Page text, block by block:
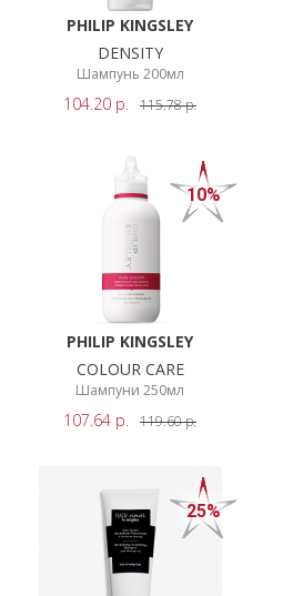
PHILIP KINGSLEY
DENSITY
Шампунь 200мл
104.20 р. 115.78р.
10%
PHILIP KINGSLEY
COLOUR CARE
Шампуни 250мл
107.64 р. 119.60р.
25%